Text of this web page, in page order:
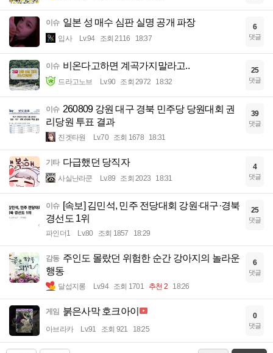
이슈 일본 성 매수 심판 실명 공개 파장
입사 Lv.94 조회 2116 18:37
6
댓글
이슈 비온다고하면 계곡가지말라고..
드라고노브 Lv.90 조회 2972 18:32
25
댓글
이슈 260809 강원 대구 경북 민주당 당원대회 권
리당원 투표 결과
진겟타원 Lv.70 조회 1678 18:31
39
댓글
기타 다급했던 당직자
사실난라쿤 Lv.89 조회 2023 18:31
4
댓글
이슈 [속보] 김민석, 민주 전당대회 강원·대구·경북
경선도 1위
파인더1 Lv.80 조회 1857 18:29
25
댓글
감동 주인도 몰랐던 위험한 순간 강아지의 놀라운
행동
달섭지롱 Lv.94 조회 1701 추천 2 18:26
6
댓글
게임 붉은사막 호크아이
아브라카 Lv.91 조회 921 18:25
0
댓글